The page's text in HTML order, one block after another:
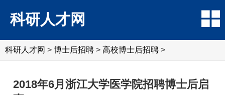
科研人才网
科研人才网 > 博士后招聘 > 高校博士后招聘 >
2018年6月浙江大学医学院招聘博士后启